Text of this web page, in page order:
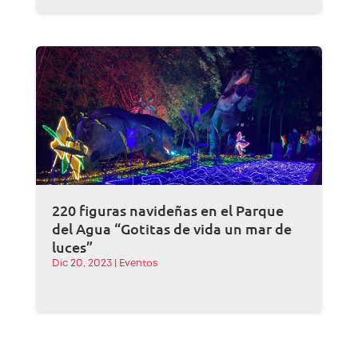
220 figuras navideñas en el Parque
del Agua “Gotitas de vida un mar de
luces”
Dic 20, 2023| Eventos